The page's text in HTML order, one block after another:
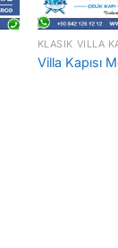
KLASIK VILLA
Villa Kapısı